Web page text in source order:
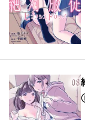
ポイント